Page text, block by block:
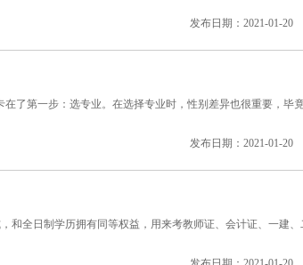
发布日期：2021-01-20
了第一步：选专业。在选择专业时，性别差异也很重要，毕
发布日期：2021-01-20
全日制学历拥有同等权益，用来考教师证、会计证、一建、